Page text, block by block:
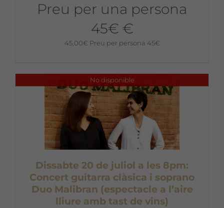
Preu per una persona
45€ €
45,00€ Preu per persona 45€
No disponible
Dissabte 20 de juliol a les 8pm:
Concert guitarra clàsica i soprano
Duo Malibran (espectacle a l’aire
lliure amb tast de vins)